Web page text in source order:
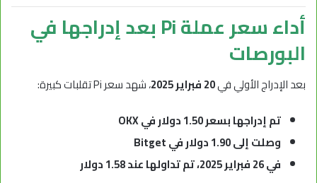
أداء سعر عملة Pi بعد إدراجها في
البورصات
بعد الإدراج الأولي في20 فبراير 2025
، شهد سعر Pi تقلبات كبيرة:
تم إدراجها بسعر 1.50 دولار في OKX
وصلت إلى 1.90 دولار في Bitget
في 26 فبراير 2025، تم تداولها عند 1.58 دولار